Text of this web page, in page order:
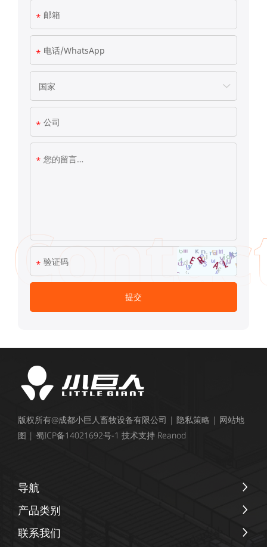
版权所有@成都小巨人畜牧设备有限公司 | 隐私策略 | 网站地
图 | 蜀ICP备14021692号-1 技术支持 Reanod
导航
产品类别
联系我们